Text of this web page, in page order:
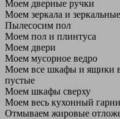
Моем дверные ручки
Моем зеркала и
Пылесосим пол
Моем пол и плинтуса
Моем двери
Моем мусорное ведро
Моем все шкафы и ящики
пустые
Моем шкафы сверху
Моем весь кухонный
Отмываем жировые